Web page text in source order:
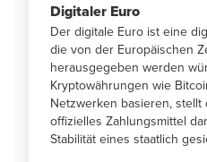
Digitaler Euro
Der digitale Euro ist eine
die von der Europäischen
herausgegeben werden
Kryptowährungen wie
Netzwerken basieren,
offizielles Zahlungsmittel
Stabilität eines staatlich